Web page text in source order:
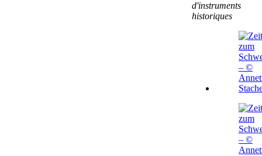
d'instruments
historiques